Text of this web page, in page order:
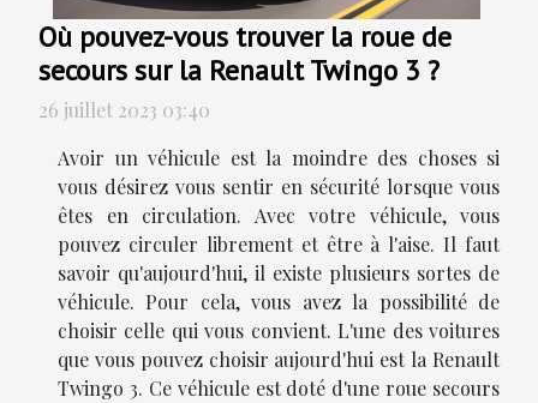
Où pouvez-vous trouver la roue de
secours sur la Renault Twingo 3 ?
26 juillet 2023 03:40
Avoir un véhicule est la moindre des choses si
vous désirez vous sentir en sécurité lorsque vous
êtes en circulation. Avec votre véhicule, vous
pouvez circuler librement et être à l'aise. Il faut
savoir qu'aujourd'hui, il existe plusieurs sortes de
véhicule. Pour cela, vous avez la possibilité de
choisir celle qui vous convient. L'une des voitures
que vous pouvez choisir aujourd'hui est la Renault
Twingo 3. Ce véhicule est doté d'une roue secours